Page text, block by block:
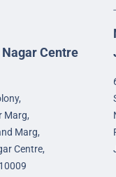
Centre
Marg,
Marg,
Centre,